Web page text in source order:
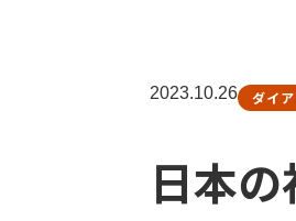
2023.10.26 ダイ
日本